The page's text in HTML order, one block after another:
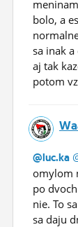
bolo, a
sa inak
aj tak
potom
@luc.ka
omylom
po
nie. To
sa daju